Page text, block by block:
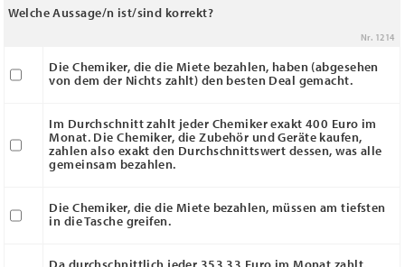
Welche Aussage/n ist/sind korrekt?
Nr. 1214
Die Chemiker, die die Miete bezahlen, haben (abgesehen
von dem der Nichts zahlt) den besten Deal gemacht.
Im Durchschnitt zahlt jeder Chemiker exakt 400 Euro im
Monat. Die Chemiker, die Zubehör und Geräte kaufen,
zahlen also exakt den Durchschnittswert dessen, was alle
gemeinsam bezahlen.
Die Chemiker, die die Miete bezahlen, müssen am tiefsten
in die Tasche greifen.
Da durchschnittlich jeder 353,33 Euro im Monat zahlt,